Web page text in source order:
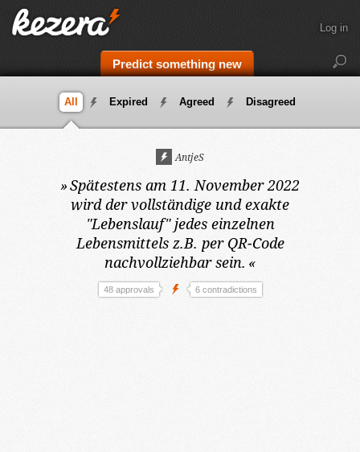
Predict something new
Log in
All Expired Agreed Disagreed
AntjeS
»Spätestens am 11. November 2022
wird der vollständige und exakte
"Lebenslauf" jedes einzelnen
Lebensmittels z.B. per QR-Code
nachvollziehbar sein. «
48 approvals 6 contradictions